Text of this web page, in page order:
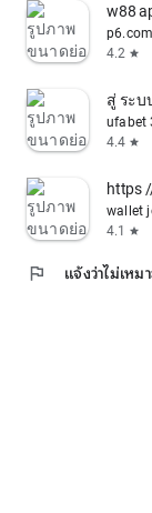
w88
4.2 star
สู่ ระบ
ufabet
4.4 star
https
wallet
4.1
star
flag แจ้งว่าไม่เหม